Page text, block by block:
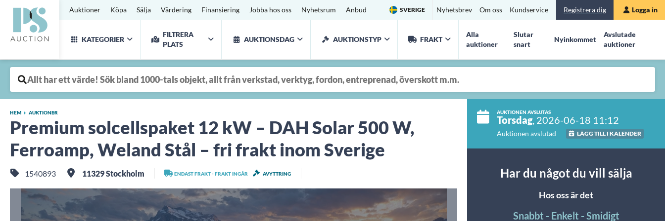
Auktioner Köpa Sälja Värdering Finansiering Jobba hos oss Nyhetsrum Anbud SVERIGE Nyhetsbrev Om oss Kundservice Registrera dig Logga in
KATEGORIER
FILTRERA
PLATS
AUKTIONSDAG AUKTIONSTYP FRAKT
Alla
auktioner
Slutar
snart
Nyinkommet
Avslutade
auktioner
AUKTIONEN AVSLUTAS
Torsdag, 2026-06-18 11:12
Auktionen avslutad LÄGG TILL I KALENDER
Har du något du vill sälja
Hos oss är det
Snabbt - Enkelt - Smidigt
HEM AUKTIONER
Premium solcellspaket 12 kW – DAH Solar 500 W,
Ferroamp, Weland Stål – fri frakt inom Sverige
1540893 11329 Stockholm ENDAST FRAKT - FRAKT INGÅR AVYTTRING